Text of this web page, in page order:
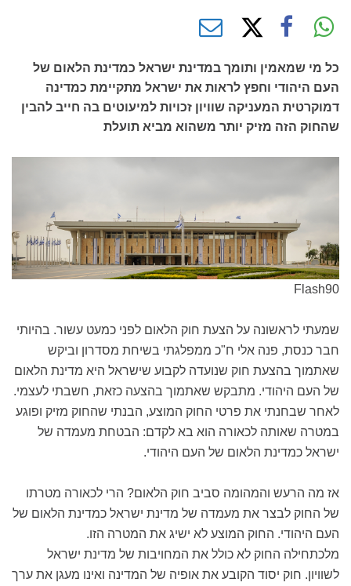
כל מי שמאמין ותומך במדינת ישראל כמדינת הלאום של
העם היהודי וחפץ לראות את ישראל מתקיימת כמדינה
דמוקרטית המעניקה שוויון זכויות למיעוטים בה חייב להבין
שהחוק הזה מזיק יותר משהוא מביא תועלת
Flash90
שמעתי לראשונה על הצעת חוק הלאום לפני כמעט עשור. בהיותי
חבר כנסת, פנה אלי ח"כ ממפלגתי בשיחת מסדרון וביקש
שאתמוך בהצעת חוק שנועדה לקבוע שישראל היא מדינת הלאום
של העם היהודי. מתבקש שאתמוך בהצעה כזאת, חשבתי לעצמי.
לאחר שבחנתי את פרטי החוק המוצע, הבנתי שהחוק מזיק ופוגע
במטרה שאותה לכאורה הוא בא לקדם: הבטחת מעמדה של
ישראל כמדינת הלאום של העם היהודי.
אז מה הרעש והמהומה סביב חוק הלאום? הרי לכאורה מטרתו
של החוק לבצר את מעמדה של מדינת ישראל כמדינת הלאום של
העם היהודי. החוק המוצע לא ישיג את המטרה הזו.
מלכתחילה החוק לא כולל את המחויבות של מדינת ישראל
לשוויון. חוק יסוד הקובע את אופיה של המדינה ואינו מעגן את ערך